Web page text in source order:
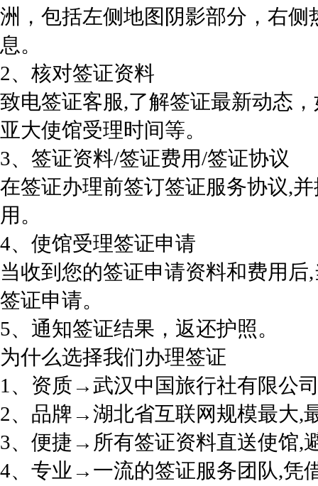
洲，包括左侧地图阴影部分，右
息。
2、核对签证资料
致电签证客服,了解签证最新动态
亚大使馆受理时间等。
3、签证资料/签证费用/签证协议
在签证办理前签订签证服务协议,
用。
4、使馆受理签证申请
当收到您的签证申请资料和费用
签证申请。
5、通知签证结果，返还护照。
为什么选择我们办理签证
1、资质→武汉中国旅行社有限公
2、品牌→湖北省互联网规模最大,
3、便捷→所有签证资料直送使馆,
4、专业→一流的签证服务团队,凭